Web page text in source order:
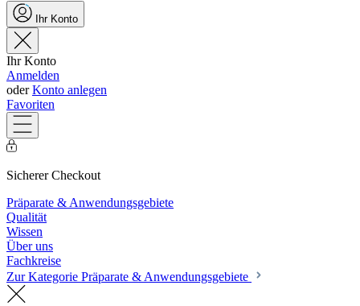
Ihr Konto
Ihr Konto
Anmelden
oderKonto anlegen
Favoriten
Sicherer Checkout
Präparate & Anwendungsgebiete
Qualität
Wissen
Über uns
Fachkreise
Zur Kategorie Präparate & Anwendungsgebiete